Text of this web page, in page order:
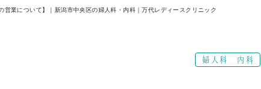
営業について】｜新潟市中央区の婦人科・内科｜万代レディースクリニック
婦人科 内科